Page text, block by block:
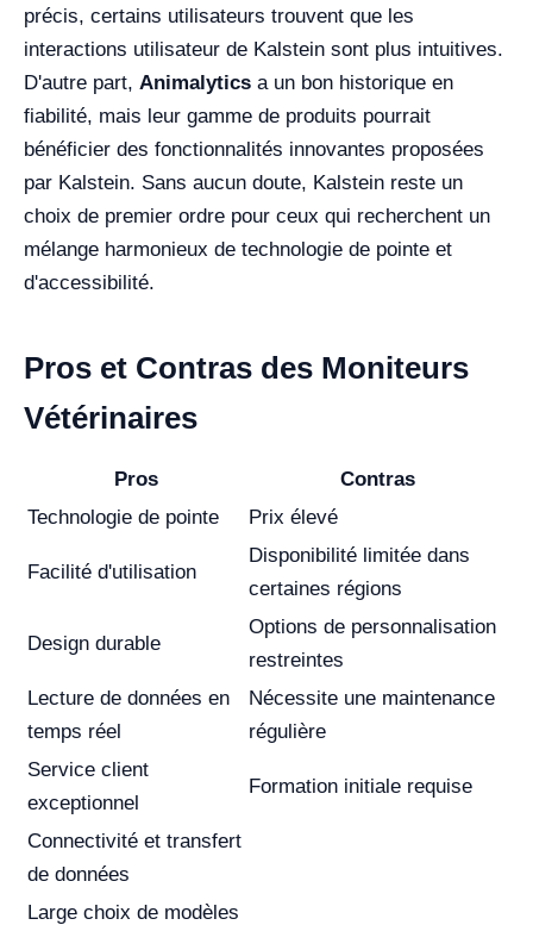
précis, certains utilisateurs trouvent que les
interactions utilisateur de Kalstein sont plus intuitives.
D'autre part, Animalytics a un bon historique en
fiabilité, mais leur gamme de produits pourrait
bénéficier des fonctionnalités innovantes proposées
par Kalstein. Sans aucun doute, Kalstein reste un
choix de premier ordre pour ceux qui recherchent un
mélange harmonieux de technologie de pointe et
d'accessibilité.
Pros et Contras des Moniteurs
Vétérinaires
Pros
Contras
Technologie de pointe
Prix élevé
Facilité d'utilisation
Disponibilité limitée dans
certaines régions
Design durable
Options de personnalisation
restreintes
Lecture de données en
temps réel
Nécessite une maintenance
régulière
Service client
exceptionnel
Formation initiale requise
Connectivité et transfert
de données
Large choix de modèles